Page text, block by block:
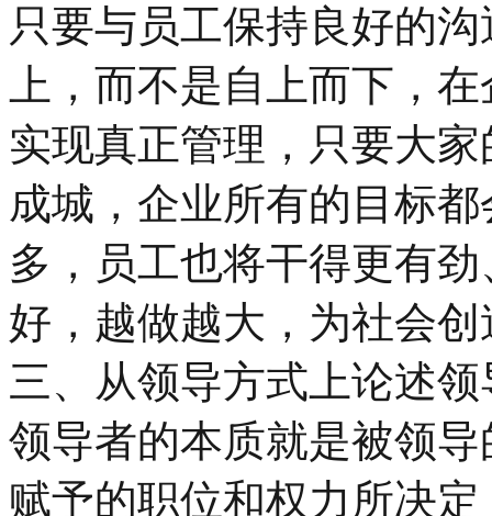
只要与员工保持良好的
上，而不是自上而下，
实现真正管理，只要大
成城，企业所有的目标
多，员工也将干得更有
好，越做越大，为社会
三、从领导方式上论述
领导者的本质就是被领
赋予的职位和权力所决